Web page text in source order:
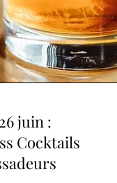
juin :
Cocktails